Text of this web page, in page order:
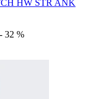
HW STR ANK
- 32 %